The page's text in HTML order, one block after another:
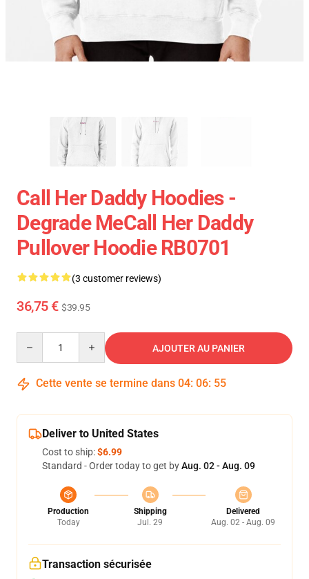
Call Her Daddy Hoodies -
Degrade MeCall Her Daddy
Pullover Hoodie RB0701
(3 customer reviews)
36,75 € $39.95
AJOUTER AU PANIER
Cette vente se termine dans 04: 06: 54
Deliver to United States
Cost to ship:$6.99
Standard - Order today to get byAug. 02 - Aug. 09
Production
Today
Shipping
Jul. 29
Delivered
Aug. 02 - Aug. 09
Transaction sécurisée